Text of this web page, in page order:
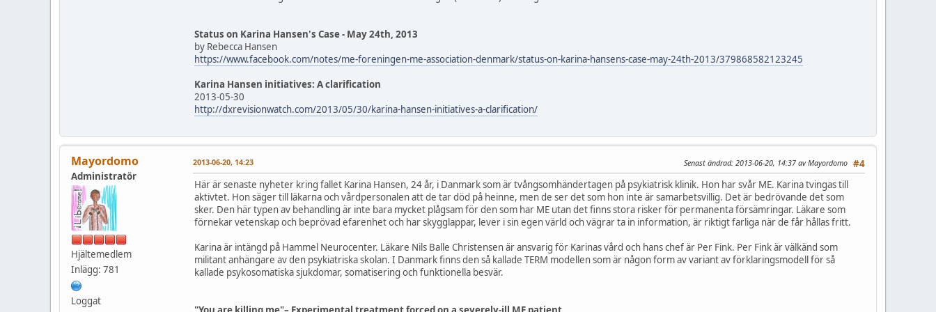
Status on Karina Hansen's Case - May 24th, 2013
by Rebecca Hansen
https://www.facebook.com/notes/me-foreningen-me-association-denmark/status-on-karina-hansens-case-may-24th-2013/379868582123245
Karina Hansen initiatives: A clarification
2013-05-30
http://dxrevisionwatch.com/2013/05/30/karina-hansen-initiatives-a-clarification/
Mayordomo
Administratör
Hjältemedlem
Inlägg: 781
Loggat
#4
2013-06-20, 14:23 Senast ändrad: 2013-06-20, 14:37 av Mayordomo
Här är senaste nyheter kring fallet Karina Hansen, 24 år, i Danmark som är tvångsomhändertagen på psykiatrisk klinik. Hon har svår ME. Karina tvingas till
aktivtet. Hon säger till läkarna och vårdpersonalen att de tar död på heinne, men de ser det som hon inte är samarbetsvillig. Det är bedrövande det som
sker. Den här typen av behandling är inte bara mycket plågsam för den som har ME utan det finns stora risker för permanenta försämringar. Läkare som
förnekar vetenskap och beprövad efarenhet och har skygglappar, lever i sin egen värld och vägrar ta in information, är riktigt farliga när de får hållas fritt.
Karina är intängd på Hammel Neurocenter. Läkare Nils Balle Christensen är ansvarig för Karinas vård och hans chef är Per Fink. Per Fink är välkänd som
militant anhängare av den psykiatriska skolan. I Danmark finns den så kallade TERM modellen som är någon form av variant av förklaringsmodell för så
kallade psykosomatiska sjukdomar, somatisering och funktionella besvär.